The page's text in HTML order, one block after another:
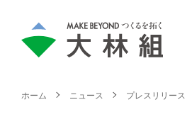
ホーム ニュース プレスリリース